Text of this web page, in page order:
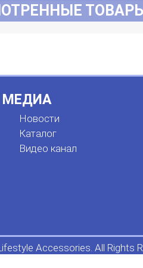
ТОВАРЫ
МЕДИА
Новости
Каталог
Видео канал
Accessories. All Rights